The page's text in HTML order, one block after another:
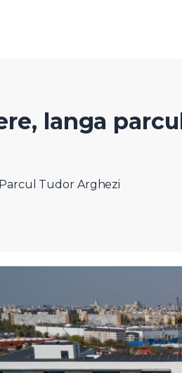
langa
Tudor Arghezi